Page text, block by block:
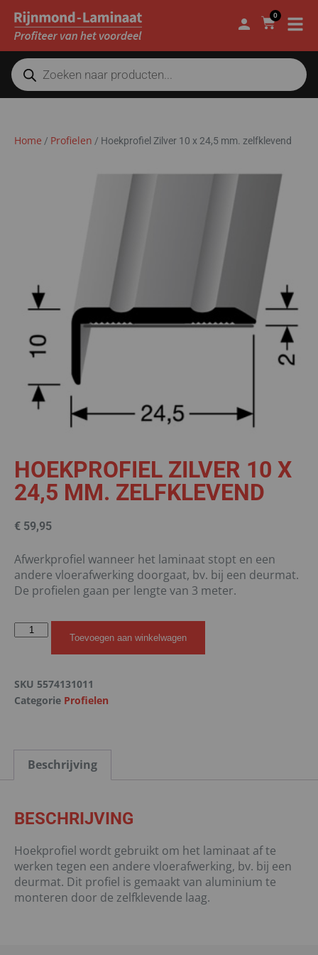
0
Home / Profielen / Hoekprofiel Zilver 10 x 24,5 mm. zelfklevend
HOEKPROFIEL ZILVER 10 X
24,5 MM. ZELFKLEVEND
€ 59,95
Afwerkprofiel wanneer het laminaat stopt en een
andere vloerafwerking doorgaat, bv. bij een deurmat.
De profielen gaan per lengte van 3 meter.
Toevoegen aan winkelwagen
SKU 5574131011
Categorie Profielen
Beschrijving
BESCHRIJVING
Hoekprofiel wordt gebruikt om het laminaat af te
werken tegen een andere vloerafwerking, bv. bij een
deurmat. Dit profiel is gemaakt van aluminium te
monteren door de zelfklevende laag.